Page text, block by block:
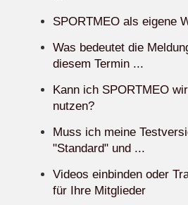
SPORTMEO als eigene
Was bedeutet die
diesem Termin ...
Kann ich SPORTMEO
nutzen?
Muss ich meine
"Standard" und ...
Videos einbinden oder
für Ihre Mitglieder